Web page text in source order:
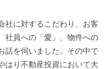
社に対するこだわり、お客
社員への「愛」、物件への
話を伺いました。その中で
はり不動産投資において大